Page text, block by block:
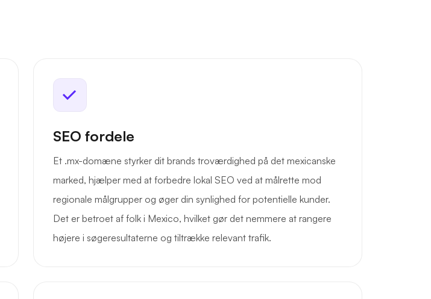
SEO fordele
Et .mx-domæne styrker dit brands troværdighed på det mexicanske
marked, hjælper med at forbedre lokal SEO ved at målrette mod
regionale målgrupper og øger din synlighed for potentielle kunder.
Det er betroet af folk i Mexico, hvilket gør det nemmere at rangere
højere i søgeresultaterne og tiltrække relevant trafik.